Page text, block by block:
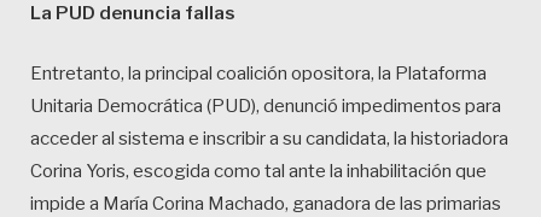
La PUD denuncia fallas
Entretanto, la principal coalición opositora, la Plataforma
Unitaria Democrática (PUD), denunció impedimentos para
acceder al sistema e inscribir a su candidata, la historiadora
Corina Yoris, escogida como tal ante la inhabilitación que
impide a María Corina Machado, ganadora de las primarias